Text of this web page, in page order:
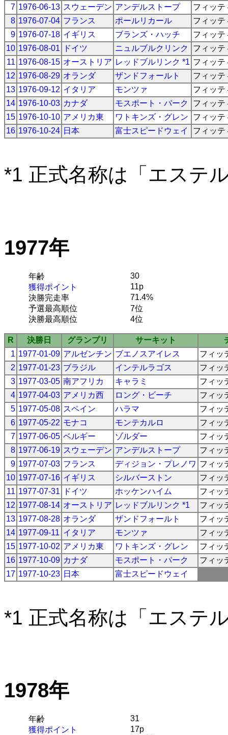
7 1976-06-13 スウェーデン アンデルストープ
フィッテ
8 1976-07-04 フランス ポールリカール
フィッテ
9 1976-07-18 イギリス ブランズ・ハッチ
フィッテ
10 1976-08-01 ドイツ ニュルブルクリンク
フィッテ
11 1976-08-15 オーストリア レッドブルリンク *1 フィッテ
12 1976-08-29 オランダ ザンドフォールト
フィッテ
13 1976-09-12 イタリア モンツァ
フィッテ
14 1976-10-03 カナダ モスポート・パーク
フィッテ
15 1976-10-10 アメリカ東 ワトキンズ・グレン
フィッテ
16 1976-10-24 日本 富士スピードウェイ フィッテ
*1 正式名称は「エステ
1977年
年齢
30
獲得ポイント
11p
決勝完走率
71.4%
予選最高順位
7位
決勝最高順位
4位
R 決勝日 グランプリ サーキット
1 1977-01-09 アルゼンチン ブエノスアイレス
フィッ
2 1977-01-23 ブラジル インテルラゴス
フィッ
3 1977-03-05 南アフリカ キャラミ
フィッ
4 1977-04-03 アメリカ西 ロング・ビーチ
フィッ
5 1977-05-08 スペイン ハラマ
フィッ
6 1977-05-22 モナコ モンテカルロ
フィッ
7 1977-06-05 ベルギー ゾルダー
フィッ
8 1977-06-19 スウェーデン アンデルストープ
フィッ
9 1977-07-03 フランス ディジョン・プレノワ フィッ
10 1977-07-16 イギリス シルバーストン
フィッ
11 1977-07-31 ドイツ ホッケンハイム
フィッ
12 1977-08-14 オーストリア レッドブルリンク *1
フィッ
13 1977-08-28 オランダ ザンドフォールト
フィッ
14 1977-09-11 イタリア モンツァ
フィッ
15 1977-10-02 アメリカ東 ワトキンズ・グレン
フィッ
16 1977-10-09 カナダ モスポート・パーク
フィッ
17 1977-10-23 日本 富士スピードウェイ
*1 正式名称は「エステ
1978年
年齢
31
獲得ポイント
17p